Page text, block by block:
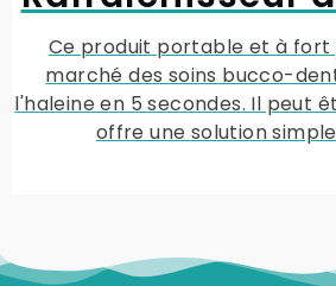
Ce produit portable et à fort
marché des soins bucco-
l'haleine en 5 secondes. Il peut
offre une solution